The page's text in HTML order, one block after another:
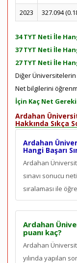
2023
327.094
34 TYT Neti İle
37 TYT Neti İle
27 TYT Neti İle
Diğer Üniversitelerin
Net bilgilerini
İçin Kaç Net
Ardahan
Hakkında Sıkça
Ardahan
Hangi Başarı
Ardahan
sınavı sonucu
sıralaması ile
Ardahan
puanı kaç?
Ardahan
yılında yapılan